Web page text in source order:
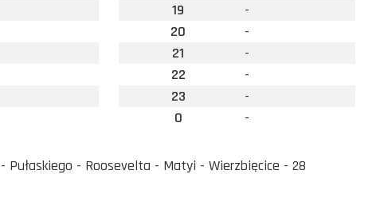
19
-
20
-
21
-
22
-
23
-
0
-
Pułaskiego - Roosevelta - Matyi - Wierzbięcice - 28